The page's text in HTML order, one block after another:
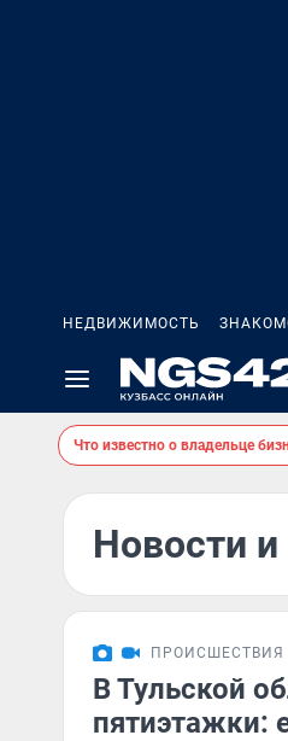
НЕДВИЖИМОСТЬ
Что известно о владельце
Новости
ПРОИСШЕСТВИЯ
В Тульской
пятиэтажки: